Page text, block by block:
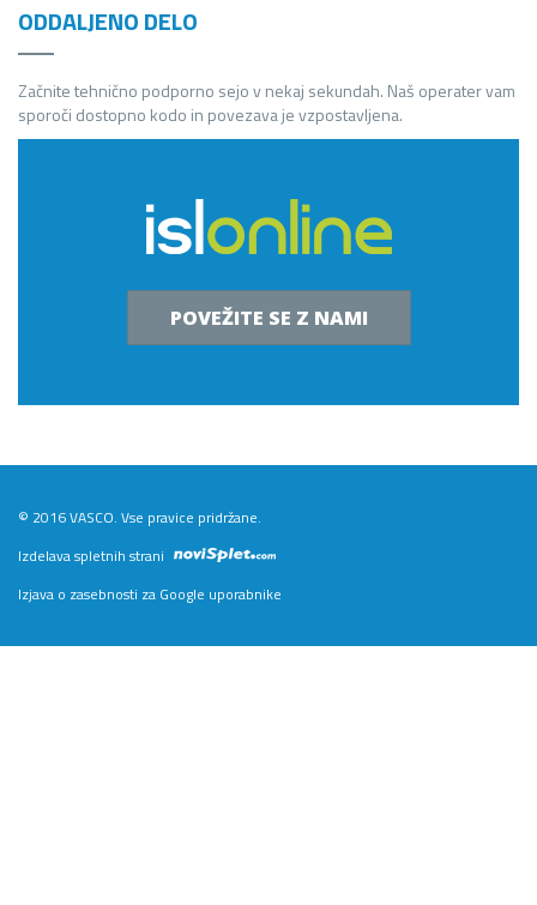
ODDALJENO DELO
Začnite tehnično podporno sejo v nekaj sekundah. Naš operater vam
sporoči dostopno kodo in povezava je vzpostavljena.
POVEŽITE SE Z NAMI
© 2016 VASCO. Vse pravice pridržane.
Izdelava spletnih strani
Izjava o zasebnosti za Google uporabnike